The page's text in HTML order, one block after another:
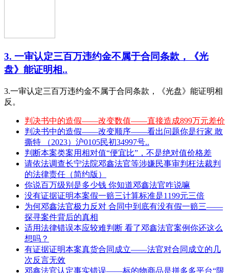
3. 一审认定三百万违约金不属于合同条款，《光
盘》能证明相..
3.一审认定三百万违约金不属于合同条款，《光盘》能证明相
反。
判决书中的造假——改变数值——直接造成899万元差价
判决书中的造假——改变顺序——看出问题你是行家 敢
撕特 （2023）沪0105民初34997号..
判断本案类案用相对值“便宜比”，不是绝对值价格差
请依法调查长宁法院邓鑫法官等涉嫌民事审判枉法裁判
的法律责任（简约版）
你说百万级别是多少钱 你知道邓鑫法官咋说嘛
没有证据证明本案假一赔三计算标准是1199元三倍
为何邓鑫法官极力反对 合同中到底有没有假一赔三——
探寻案件背后的真相
适用法律错误本应较难判断 看了邓鑫法官案例你还这么
想吗？
有证据证明本案真货合同成立——法官对合同成立的几
次反言无效
邓鑫法官认定事实错误——标的物商品是拼多多平台“限